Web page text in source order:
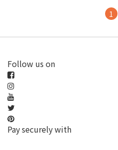
1
Follow us on
Pay securely with